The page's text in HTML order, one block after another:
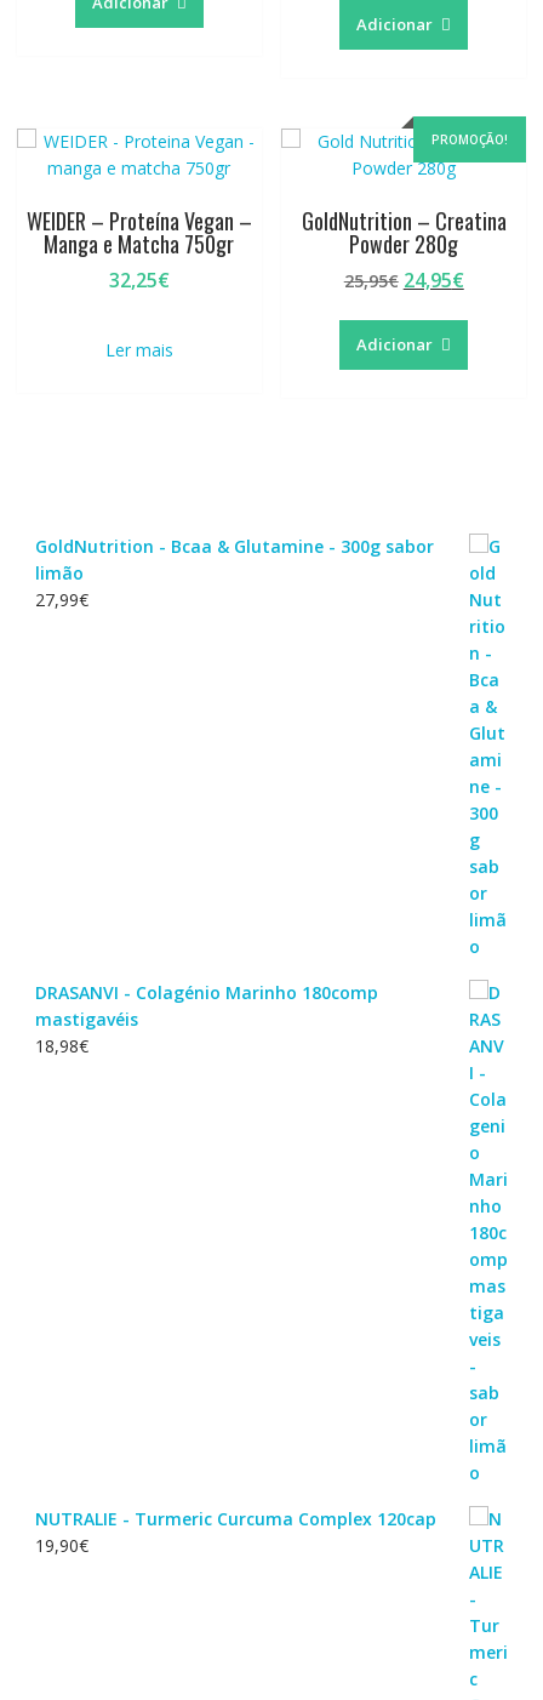
era:
Adicionar
WEIDER – Proteína Vegan –
Manga e Matcha 750gr
32,25€
Ler mais
PROMOÇÃO!
GoldNutrition – Creatina
Powder 280g
25,95€ O
original
era:
24,95€O
Adicionar
GoldNutrition - Bcaa & Glutamine - 300g sabor
limão
27,99€
DRASANVI - Colagénio Marinho 180comp
mastigavéis
18,98€
NUTRALIE - Turmeric Curcuma Complex 120cap
19,90€